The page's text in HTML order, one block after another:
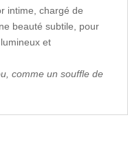
intime, chargé de
beauté subtile, pour
et
comme un souffle de